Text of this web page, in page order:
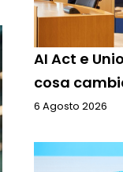
AI Act e
cosa
6 Agosto 2026